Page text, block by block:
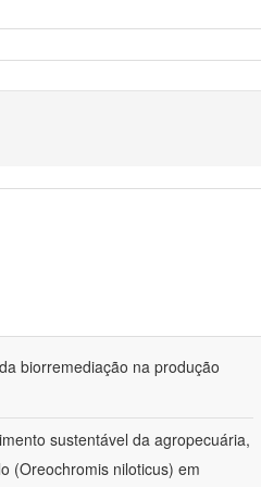
biorremediação na produção
sustentável da agropecuária,
(Oreochromis niloticus) em